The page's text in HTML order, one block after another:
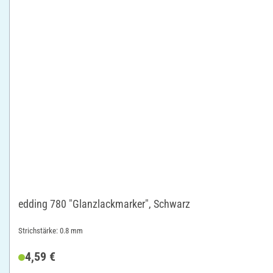
edding 780 "Glanzlackmarker", Schwarz
Strichstärke: 0.8 mm
4,59 €